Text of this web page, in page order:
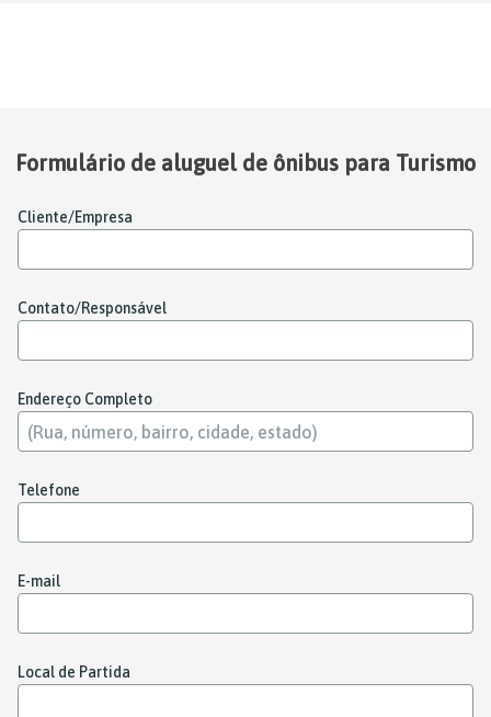
Formulário de aluguel de ônibus para Turismo
Cliente/Empresa
Contato/Responsável
Endereço Completo
Telefone
E-mail
Local de Partida